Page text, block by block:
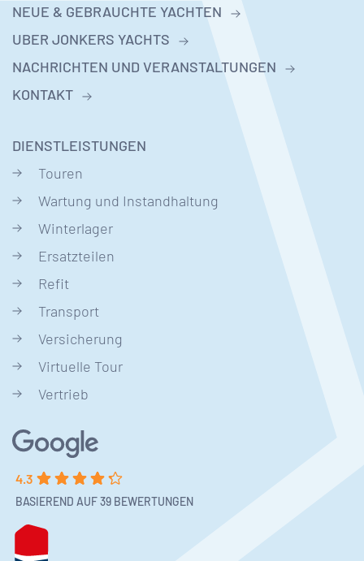
NEUE & GEBRAUCHTE YACHTEN
UBER JONKERS YACHTS
NACHRICHTEN UND VERANSTALTUNGEN
KONTAKT
DIENSTLEISTUNGEN
Touren
Wartung und Instandhaltung
Winterlager
Ersatzteilen
Refit
Transport
Versicherung
Virtuelle Tour
Vertrieb
4.3
BASIEREND AUF 39 BEWERTUNGEN